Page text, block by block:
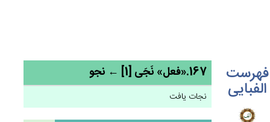
فهرست
الفبایی
167.«فعل» نَجَی [1] ← نجو
نجات یافت